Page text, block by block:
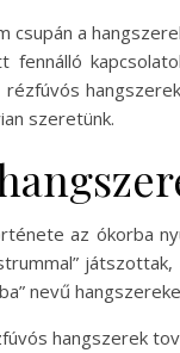
csupán a
fennálló
szeretünk.
az ókorba
nevű
hangszerek